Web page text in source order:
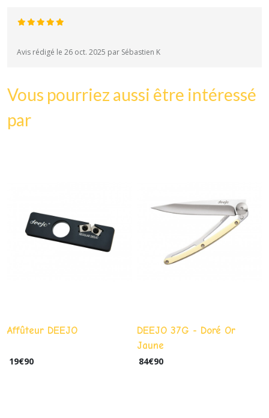
Avis rédigé le 26 oct. 2025 par Sébastien K
Vous pourriez aussi être intéressé
par
Affûteur DEEJO
19€90
DEEJO 37G - Doré Or
Jaune
84€90